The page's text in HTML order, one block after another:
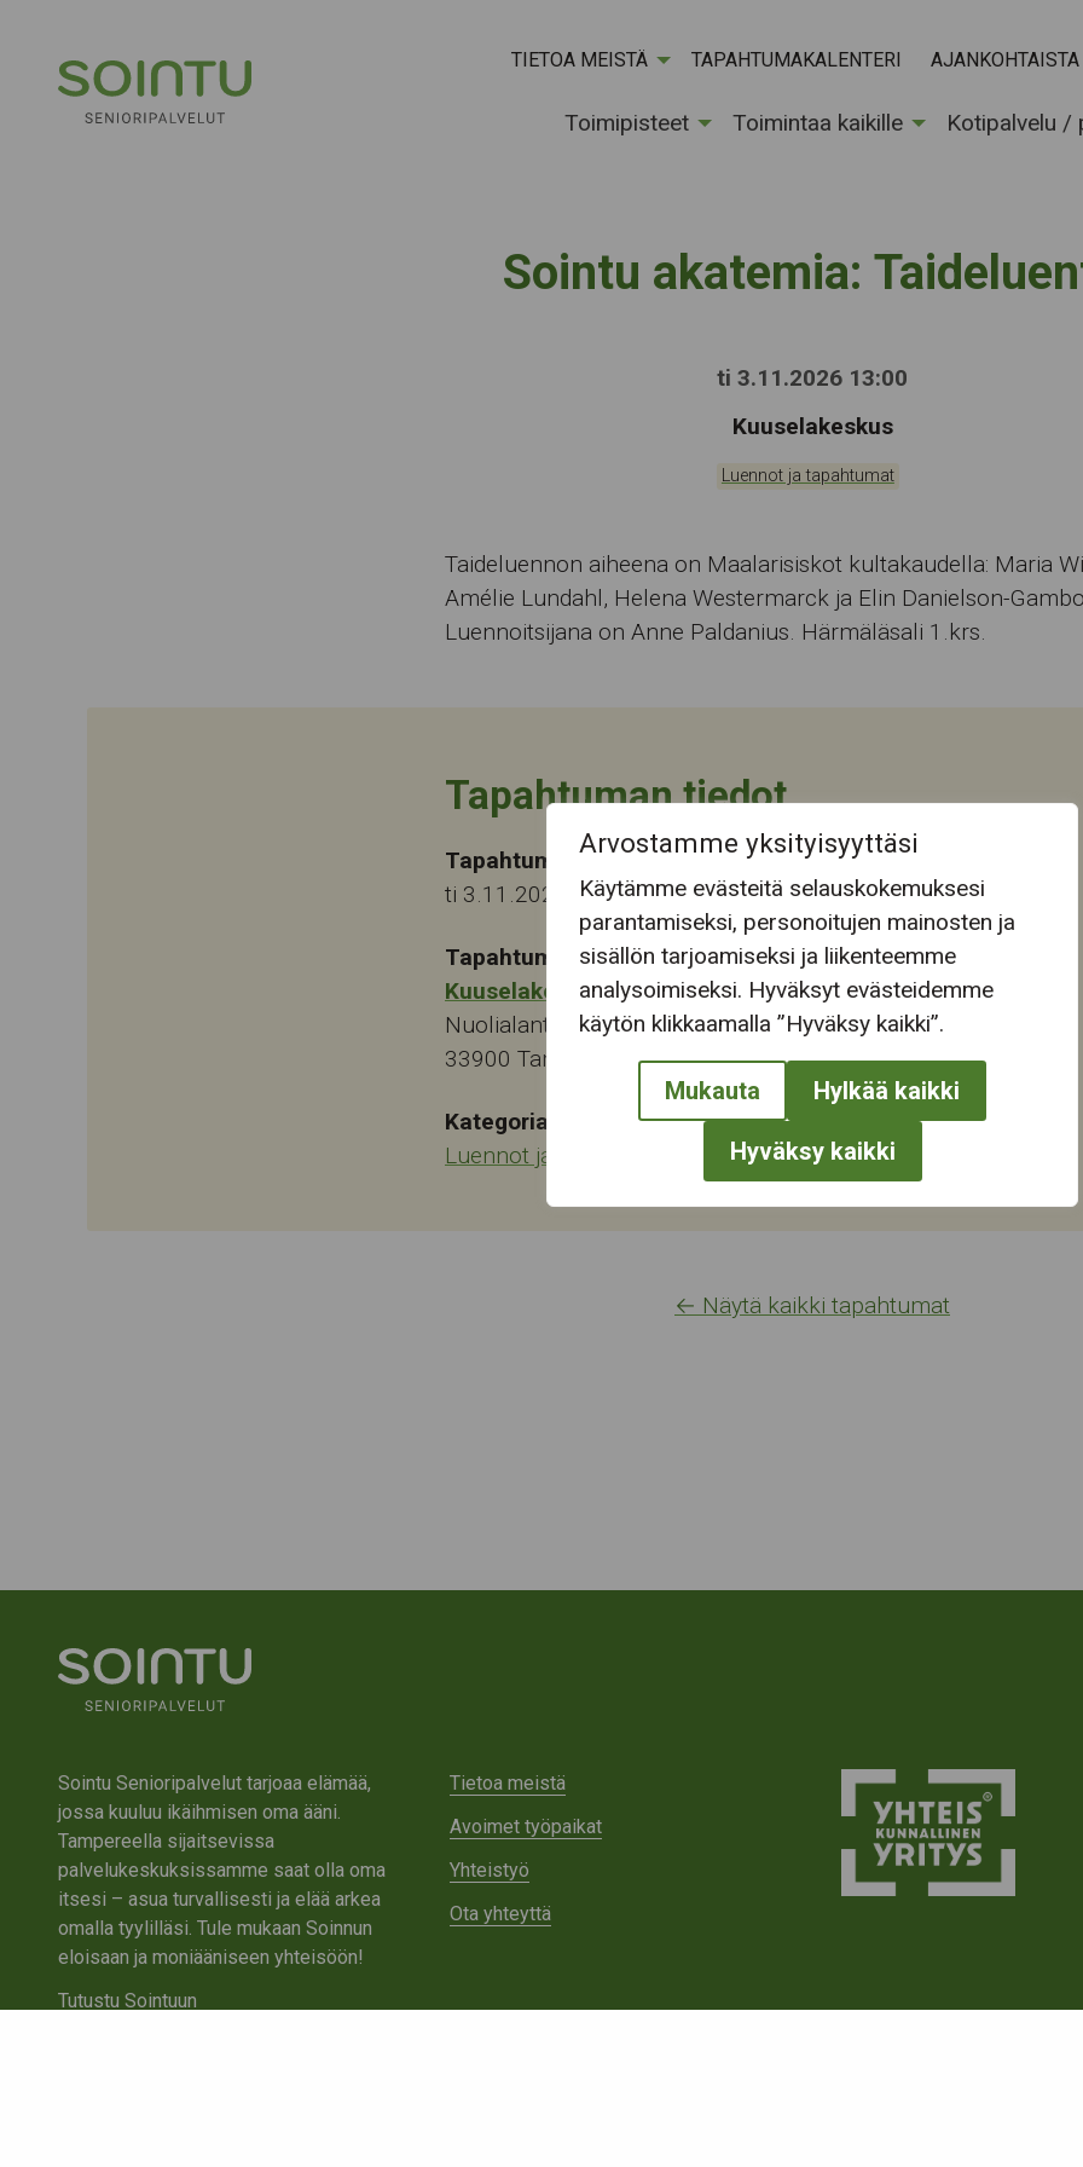
Arvostamme yksityisyyttäsi
Käytämme evästeitä selauskokemuksesi
parantamiseksi, personoitujen mainosten ja
sisällön tarjoamiseksi ja liikenteemme
analysoimiseksi. Hyväksyt evästeidemme
käytön klikkaamalla ”Hyväksy kaikki”.
Mukauta Hylkää kaikki
Hyväksy kaikki
TIETOA MEISTÄ TAPAHTUMAKALENTERI AJANKOHTAISTA
Toimipisteet Toimintaa kaikille Kotipalvelu /
Sointu akatemia:
ti 3.11.2026 13:00
Tapahtumapaikka:
Kuuselakeskus
Kategoriat:
Luennot ja tapahtumat
Taideluennon aiheena on Maalarisiskot kultakaudella: Maria
Amélie Lundahl, Helena Westermarck ja Elin Danielson-
Luennoitsijana on Anne Paldanius. Härmäläsali 1.krs.
Tapahtuman tiedot
Tapahtuma-aika
ti 3.11.2026 13:00
Tapahtumapaikka:
Kuuselakeskus
Nuolialantie 46
33900 Tampere
Kategoriat:
Luennot ja tapahtumat
← Näytä kaikki tapahtumat
Sointu Senioripalvelut tarjoaa elämää,
jossa kuuluu ikäihmisen oma ääni.
Tampereella sijaitsevissa
palvelukeskuksissamme saat olla oma
itsesi – asua turvallisesti ja elää arkea
omalla tyylilläsi. Tule mukaan Soinnun
eloisaan ja moniääniseen yhteisöön!
Tutustu Sointuun
Tietoa meistä
Avoimet työpaikat
Yhteistyö
Ota yhteyttä